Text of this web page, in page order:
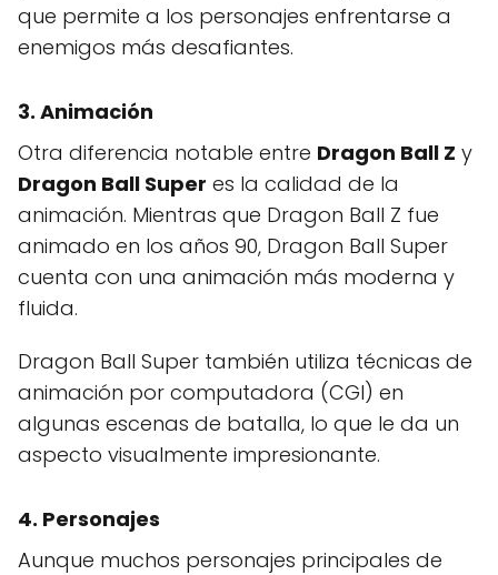
que permite a los personajes enfrentarse a
enemigos más desafiantes.
3. Animación
Otra diferencia notable entre Dragon Ball Z y
Dragon Ball Super es la calidad de la
animación. Mientras que Dragon Ball Z fue
animado en los años 90, Dragon Ball Super
cuenta con una animación más moderna y
fluida.
Dragon Ball Super también utiliza técnicas de
animación por computadora (CGI) en
algunas escenas de batalla, lo que le da un
aspecto visualmente impresionante.
4. Personajes
Aunque muchos personajes principales de